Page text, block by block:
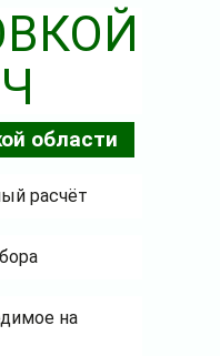
области
расчёт
на